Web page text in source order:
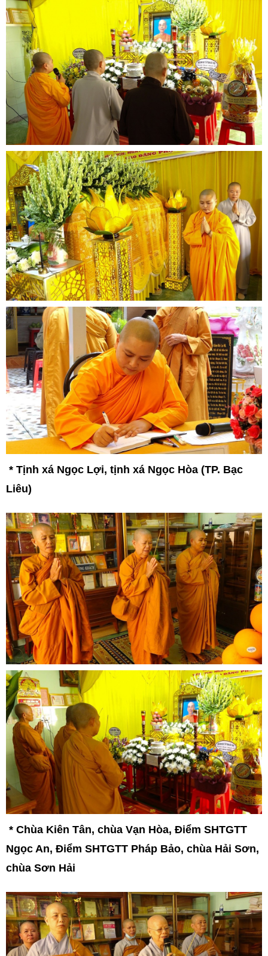
* Tịnh xá Ngọc Lợi, tịnh xá Ngọc Hòa (TP. Bạc
Liêu)
* Chùa Kiên Tân, chùa Vạn Hòa, Điểm SHTGTT
Ngọc An, Điểm SHTGTT Pháp Bảo, chùa Hải Sơn,
chùa Sơn Hải